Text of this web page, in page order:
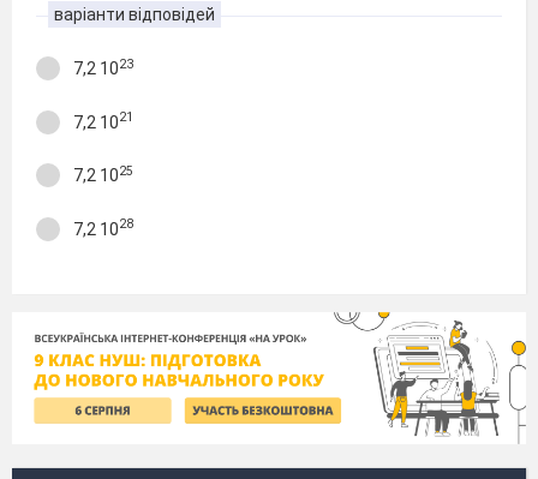
варіанти відповідей
7,2 1023
7,2 1021
7,2 1025
7,2 1028